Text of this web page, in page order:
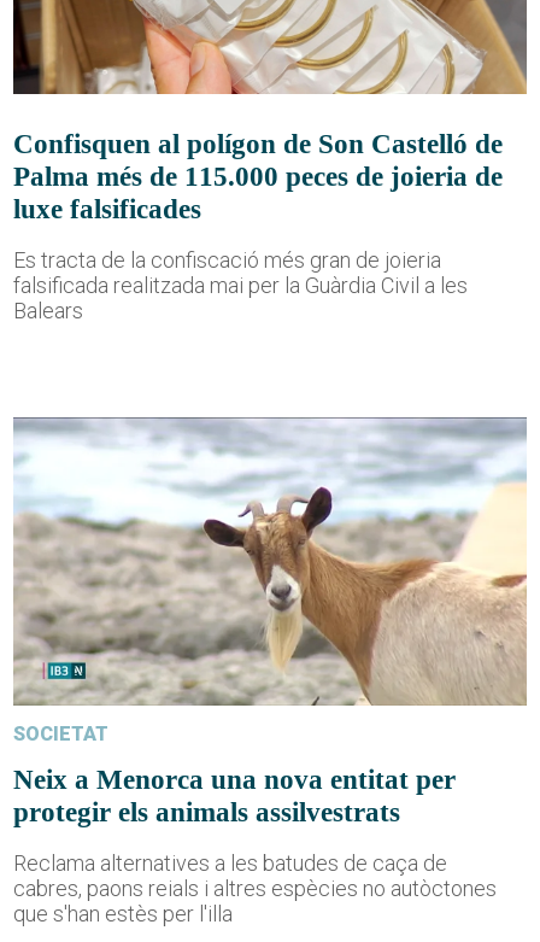
Confisquen al polígon de Son Castelló de
Palma més de 115.000 peces de joieria de
luxe falsificades
Es tracta de la confiscació més gran de joieria
falsificada realitzada mai per la Guàrdia Civil a les
Balears
SOCIETAT
Neix a Menorca una nova entitat per
protegir els animals assilvestrats
Reclama alternatives a les batudes de caça de
cabres, paons reials i altres espècies no autòctones
que s'han estès per l'illa